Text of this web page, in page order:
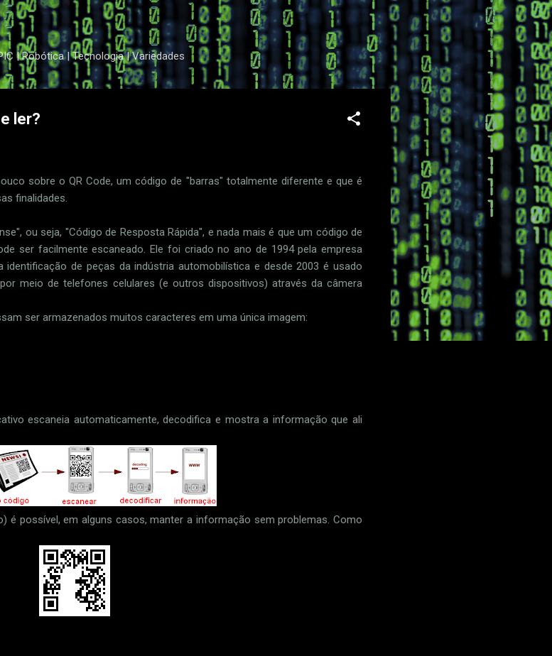
Pular para o conteúdo principal
| Robótica | Tecnologia | Variedades
ler?
sobre o QR Code, um código de "barras" totalmente diferente e que é
finalidades.
ou seja, "Código de Resposta Rápida", e nada mais é que um código de
ser facilmente escaneado. Ele foi criado no ano de 1994 pela empresa
identificação de peças da indústria automobilística e desde 2003 é usado
meio de telefones celulares (e outros dispositivos) através da câmera
ser armazenados muitos caracteres em uma única imagem:
escaneia automaticamente, decodifica e mostra a informação que ali
é possível, em alguns casos, manter a informação sem problemas. Como